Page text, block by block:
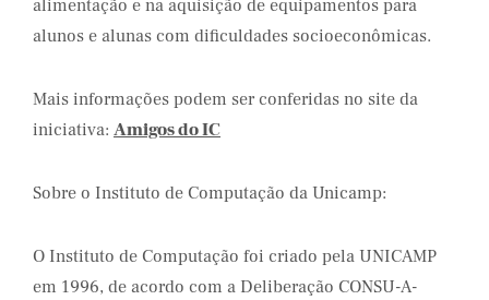
alimentação e na aquisição de equipamentos para
alunos e alunas com dificuldades socioeconômicas.
Mais informações podem ser conferidas no site da
iniciativa: Amigos do IC
Sobre o Instituto de Computação da Unicamp:
O Instituto de Computação foi criado pela UNICAMP
em 1996, de acordo com a Deliberação CONSU-A-